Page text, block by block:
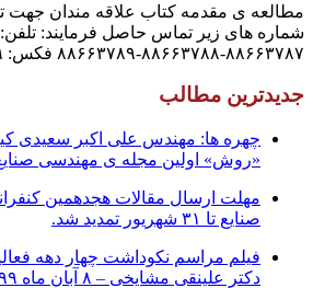
مطالعه ی مقدمه کتاب علاقه مندان جهت
شماره های زیر تماس حاصل فرمایند: تلفن:
۸۸۶۶۳۷۸۷-۸۸۶۶۳۷۸۸-۸۸۶۶۳۷۸۹ فکس: ۹-۸۸۶۶۳۷۸۷
جدیدترین مطالب
چهره ها: مهندس علی اکبر سعیدی
«روش» اولین مجله ی مهندسی
مهلت ارسال مقالات هجدهمین
صنایع تا ۳۱ شهریور تمدید شد.
فیلم مراسم نکوداشت چهار دهه
دکتر علینقی مشایخی – ۸ آبان ماه ۹۹